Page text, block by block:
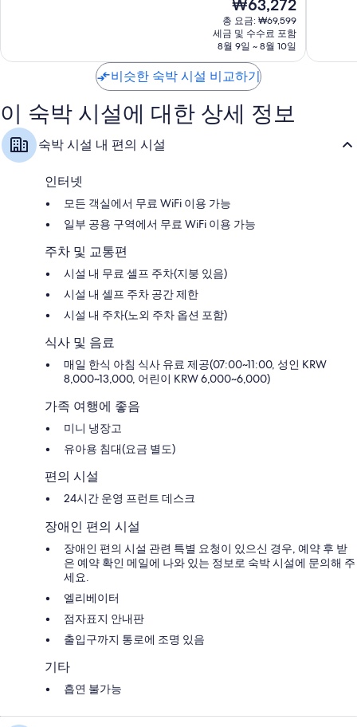
귀
훌
요,
이
용
후
기
재
요
금
₩63,272
₩63,272
총 요금: ₩69,599
세금 및 수수료 포함
8월 9일 ~ 8월 10일
륭
비슷한 숙박 시설 비교하기
이 숙박 시설에 대한 상세 정보
숙박 시설 내 편의 시설
인터넷
모든 객실에서 무료 WiFi 이용 가능
일부 공용 구역에서 무료 WiFi 이용 가능
주차 및 교통편
시설 내 무료 셀프 주차(지붕 있음)
시설 내 셀프 주차 공간 제한
시설 내 주차(노외 주차 옵션 포함)
식사 및 음료
매일 한식 아침 식사 유료 제공(07:00~11:00, 성인 KRW
8,000~13,000, 어린이 KRW 6,000~6,000)
가족 여행에 좋음
미니 냉장고
유아용 침대(요금 별도)
편의 시설
24시간 운영 프런트 데스크
장애인 편의 시설
장애인 편의 시설 관련 특별 요청이 있으신 경우, 예약 후 받
은 예약 확인 메일에 나와 있는 정보로 숙박 시설에 문의해 주
세요.
엘리베이터
점자표지 안내판
출입구까지 통로에 조명 있음
기타
흡연 불가능